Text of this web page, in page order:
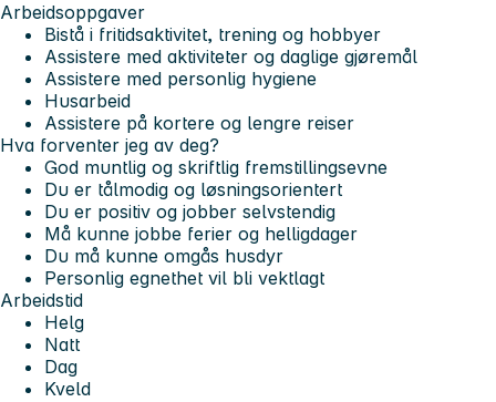
Arbeidsoppgaver
Bistå i fritidsaktivitet, trening og hobbyer
Assistere med aktiviteter og daglige gjøremål
Assistere med personlig hygiene
Husarbeid
Assistere på kortere og lengre reiser
Hva forventer jeg av deg?
God muntlig og skriftlig fremstillingsevne
Du er tålmodig og løsningsorientert
Du er positiv og jobber selvstendig
Må kunne jobbe ferier og helligdager
Du må kunne omgås husdyr
Personlig egnethet vil bli vektlagt
Arbeidstid
Helg
Natt
Dag
Kveld